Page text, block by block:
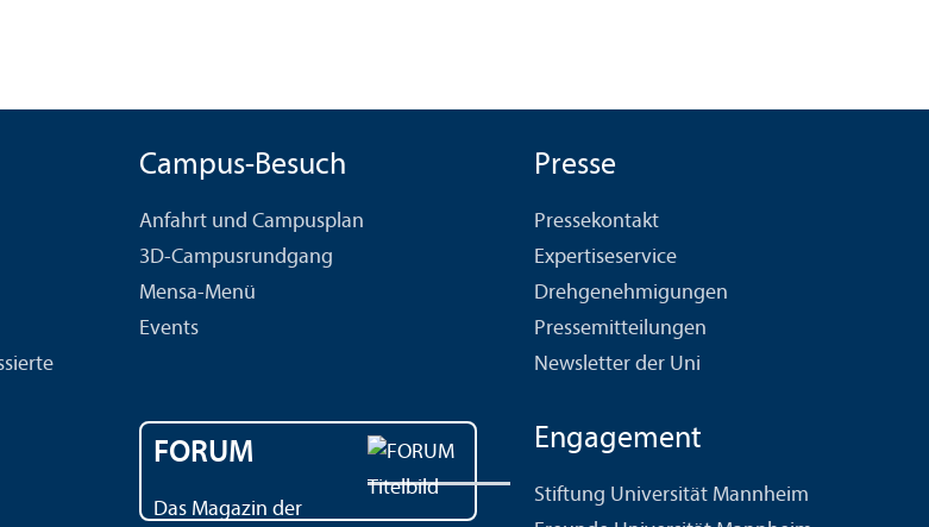
Campus-Besuch
Anfahrt und Campusplan
3D-Campusrundgang
Mensa-Menü
Events
Presse
Pressekontakt
Expertiseservice
Drehgenehmigungen
Pressemitteilungen
Newsletter der Uni
FORUM
Das Magazin der
Engagement
Stiftung Universität Mannheim